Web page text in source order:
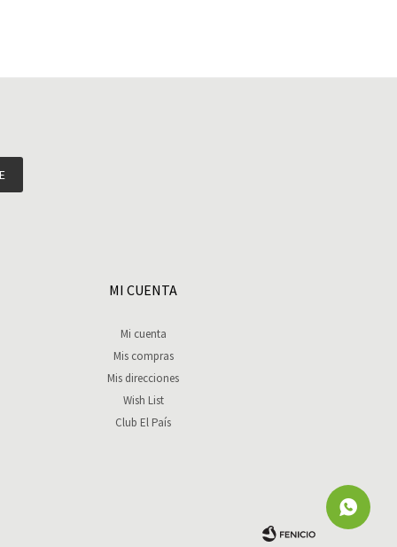
MI CUENTA
Mi cuenta
Mis compras
Mis direcciones
Wish List
Club El País